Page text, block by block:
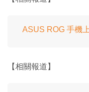
ASUS ROG 手機
【相關報道】